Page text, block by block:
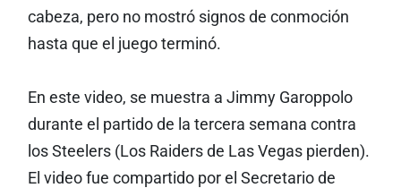
cabeza, pero no mostró signos de conmoción
hasta que el juego terminó.
En este video, se muestra a Jimmy Garoppolo
durante el partido de la tercera semana contra
los Steelers (Los Raiders de Las Vegas pierden).
El video fue compartido por el Secretario de